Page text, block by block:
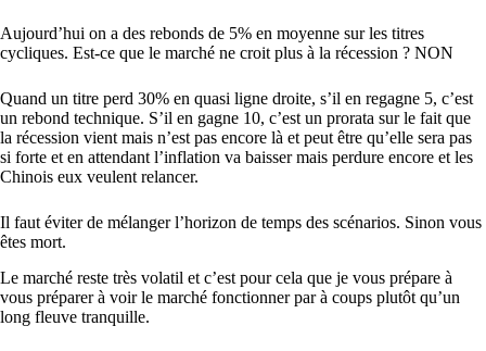
Aujourd’hui on a des rebonds de 5% en moyenne sur les titres
cycliques. Est-ce que le marché ne croit plus à la récession ? NON
Quand un titre perd 30% en quasi ligne droite, s’il en regagne 5, c’est
un rebond technique. S’il en gagne 10, c’est un prorata sur le fait que
la récession vient mais n’est pas encore là et peut être qu’elle sera pas
si forte et en attendant l’inflation va baisser mais perdure encore et les
Chinois eux veulent relancer.
Il faut éviter de mélanger l’horizon de temps des scénarios. Sinon vous
êtes mort.
Le marché reste très volatil et c’est pour cela que je vous prépare à
vous préparer à voir le marché fonctionner par à coups plutôt qu’un
long fleuve tranquille.